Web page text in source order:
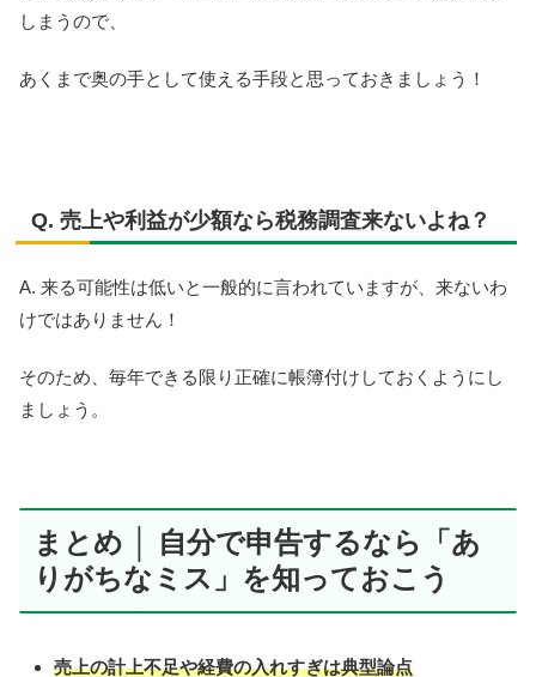
しまうので、
あくまで奥の手として使える手段と思っておきましょう！
Q. 売上や利益が少額なら税務調査来ないよね？
A. 来る可能性は低いと一般的に言われていますが、来ないわ
けではありません！
そのため、毎年できる限り正確に帳簿付けしておくようにし
ましょう。
まとめ │ 自分で申告するなら「あ
りがちなミス」を知っておこう
売上の計上不足や経費の入れすぎは典型論点